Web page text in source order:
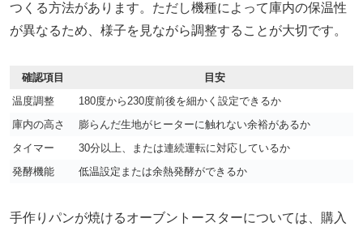
つくる方法があります。ただし機種によって庫内の保温性
が異なるため、様子を見ながら調整することが大切です。
確認項目
目安
温度調整
180度から230度前後を細かく設定できるか
庫内の高さ
膨らんだ生地がヒーターに触れない余裕があるか
タイマー
30分以上、または連続運転に対応しているか
発酵機能
低温設定または余熱発酵ができるか
手作りパンが焼けるオーブントースターについては、購入